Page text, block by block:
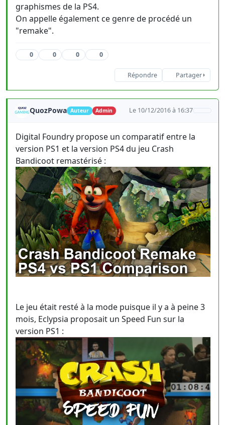
graphismes de la PS4.
On appelle également ce genre de procédé un
"remake".
0 0 0 0
Répondre Partager
QuozPowa Auteur Admin Le 10/12/2016 à 16:37
Digital Foundry propose un comparatif entre la
version PS1 et la version PS4 du jeu Crash
Bandicoot remastérisé :
Le jeu était resté à la mode puisque il y a à peine 3
mois, Eclypsia proposait un Speed Fun sur la
version PS1 :